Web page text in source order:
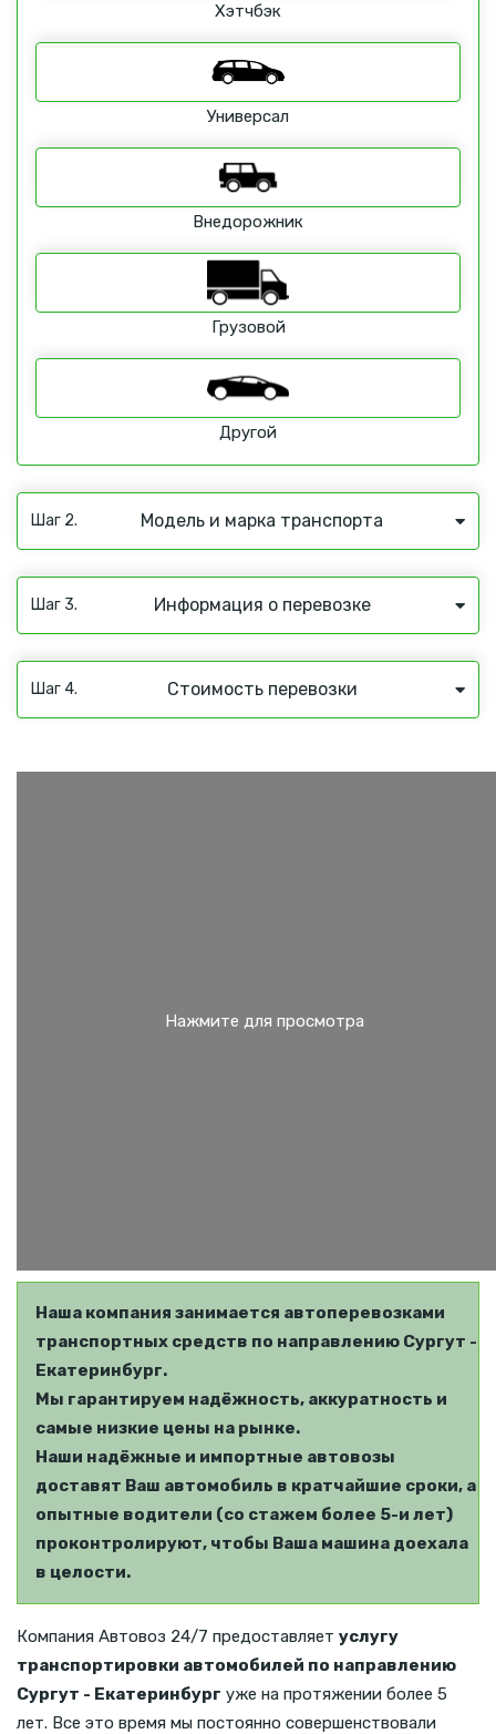
Хэтчбэк
Универсал
Внедорожник
Грузовой
Другой
Шаг 2. Модель и марка транспорта
Шаг 3. Информация о перевозке
Шаг 4. Стоимость перевозки
Наша компания занимается автоперевозками
транспортных средств по направлению Сургут -
Екатеринбург.
Мы гарантируем надёжность, аккуратность и
самые низкие цены на рынке.
Наши надёжные и импортные автовозы
доставят Ваш автомобиль в кратчайшие сроки, а
опытные водители (со стажем более 5-и лет)
проконтролируют, чтобы Ваша машина доехала
в целости.
Компания Автовоз 24/7 предоставляет услугу
транспортировки автомобилей по направлению
Сургут - Екатеринбург уже на протяжении более 5
лет. Все это время мы постоянно совершенствовали